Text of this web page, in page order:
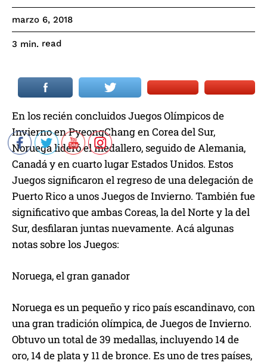
marzo 6, 2018
3 min. read
En los recién concluidos Juegos Olímpicos de
Invierno en PyeongChang en Corea del Sur,
Noruega lideró el medallero, seguido de Alemania,
Canadá y en cuarto lugar Estados Unidos. Estos
Juegos significaron el regreso de una delegación de
Puerto Rico a unos Juegos de Invierno. También fue
significativo que ambas Coreas, la del Norte y la del
Sur, desfilaran juntas nuevamente. Acá algunas
notas sobre los Juegos:
Noruega, el gran ganador
Noruega es un pequeño y rico país escandinavo, con
una gran tradición olímpica, de Juegos de Invierno.
Obtuvo un total de 39 medallas, incluyendo 14 de
oro, 14 de plata y 11 de bronce. Es uno de tres países,